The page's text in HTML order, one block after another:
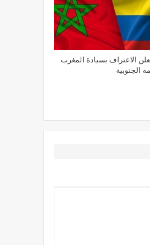
الاعتراف بسيادة المغرب
الجنوبية